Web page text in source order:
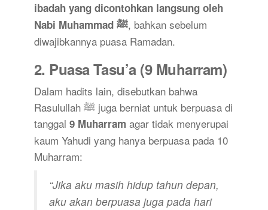
ibadah yang dicontohkan langsung oleh
Nabi Muhammad ﷺ, bahkan sebelum
diwajibkannya puasa Ramadan.
2. Puasa Tasu’a (9 Muharram)
Dalam hadits lain, disebutkan bahwa
Rasulullah ﷺ juga berniat untuk berpuasa di
tanggal 9 Muharram agar tidak menyerupai
kaum Yahudi yang hanya berpuasa pada 10
Muharram:
“Jika aku masih hidup tahun depan,
aku akan berpuasa juga pada hari